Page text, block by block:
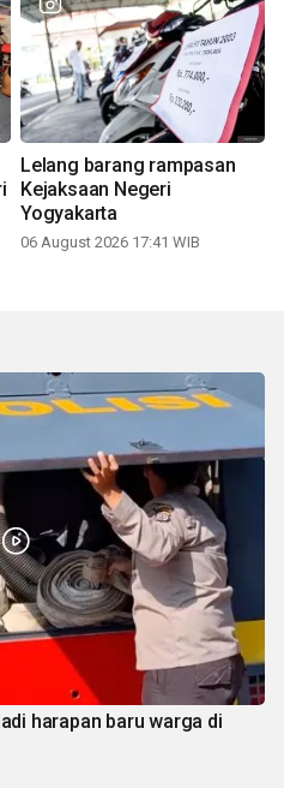
Lelang barang rampasan
Kejaksaan Negeri
Yogyakarta
06 August 2026 17:41 WIB
harapan baru warga di